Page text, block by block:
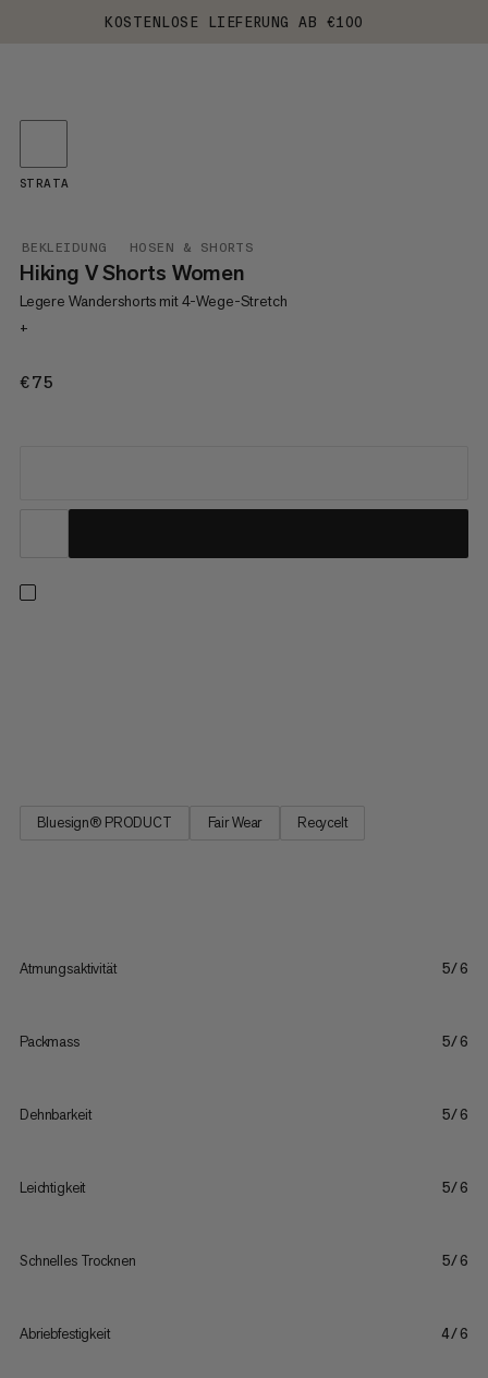
KOSTENLOSE LIEFERUNG AB €100
BEKLEIDUNG HOSEN & SHORTS
Hiking V Shorts Women
Legere Wandershorts mit 4-Wege-Stretch
+
€75
STRATA
Bluesign® PRODUCT Fair Wear Recycelt
Atmungsaktivität 5/6
Packmass 5/6
Dehnbarkeit 5/6
Leichtigkeit 5/6
Schnelles Trocknen 5/6
Abriebfestigkeit 4/6